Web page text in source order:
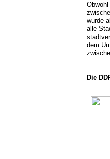
wurde
alle
dem
Die